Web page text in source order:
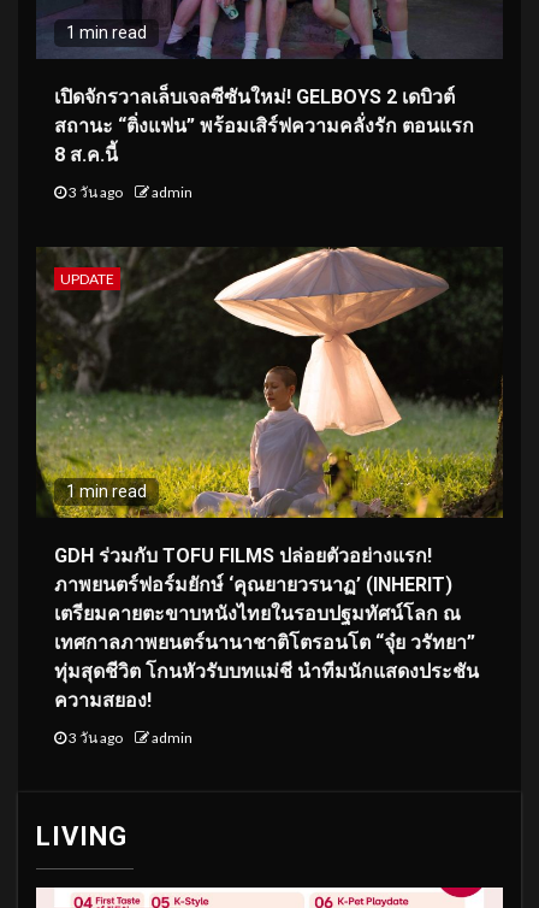
1 min read
เปิดจักรวาลเล็บเจลซีซันใหม่! GELBOYS 2 เดบิวต์
สถานะ “ติ่งแฟน” พร้อมเสิร์ฟความคลั่งรัก ตอนแรก
8 ส.ค.นี้
3 วัน ago admin
UPDATE
1 min read
GDH ร่วมกับ TOFU FILMS ปล่อยตัวอย่างแรก!
ภาพยนตร์ฟอร์มยักษ์ ‘คุณยายวรนาฏ’ (INHERIT)
เตรียมคายตะขาบหนังไทยในรอบปฐมทัศน์โลก ณ
เทศกาลภาพยนตร์นานาชาติโตรอนโต “จุ๋ย วรัทยา”
ทุ่มสุดชีวิต โกนหัวรับบทแม่ชี นำทีมนักแสดงประชัน
ความสยอง!
3 วัน ago admin
LIVING